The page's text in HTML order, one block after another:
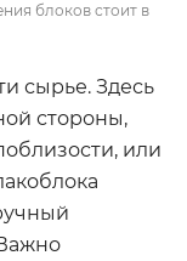
блоков стоит в
сырье. Здесь
стороны,
или